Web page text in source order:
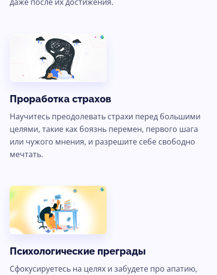
Проработка страхов
Научитесь преодолевать страхи перед большими
целями, такие как боязнь перемен, первого шага
или чужого мнения, и разрешите себе свободно
мечтать.
Психологические преграды
Сфокусируетесь на целях и забудете про апатию,